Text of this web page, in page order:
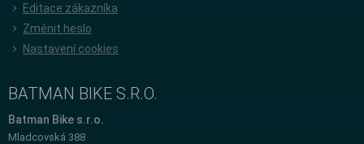
Editace zákazníka
Změnit heslo
Nastavení cookies
BATMAN BIKE S.R.O.
Batman Bike s.r.o.
Mladcovská 388